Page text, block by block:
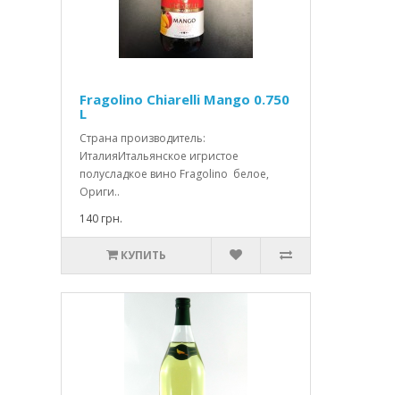
Fragolino Chiarelli Mango 0.750
L
Страна производитель:
ИталияИтальянское игристое
полусладкое вино Fragolino белое,
Ориги..
140 грн.
КУПИТЬ